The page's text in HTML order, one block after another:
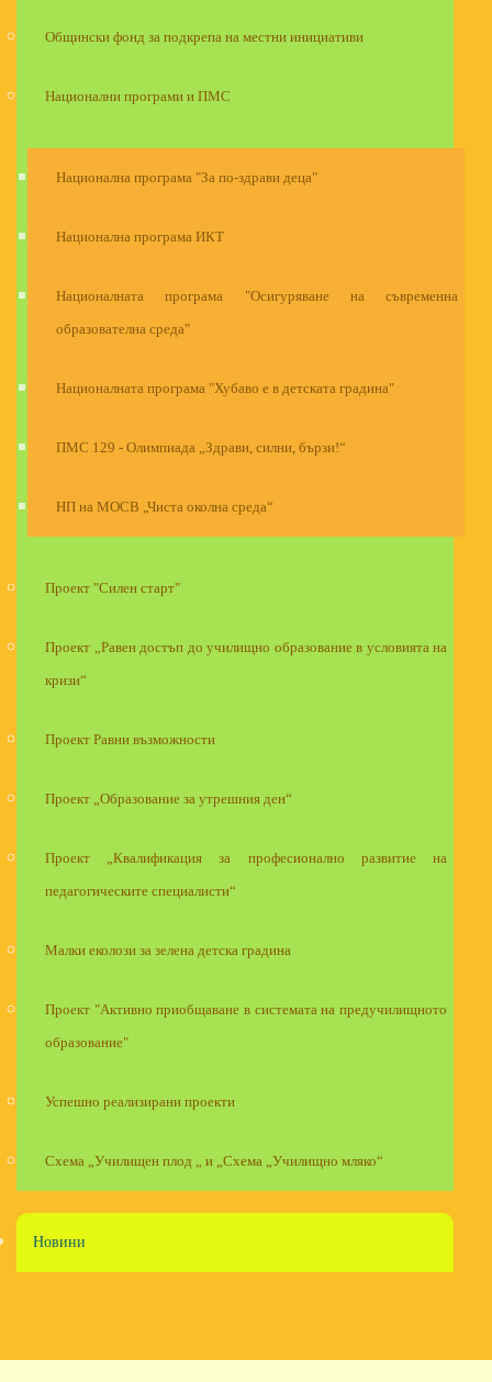
Общински фонд за подкрепа на местни инициативи
Национални програми и ПМС
Национална програма "За по-здрави деца"
Национална програма ИКТ
Националната програма "Осигуряване на съвременна
образователна среда"
Националната програма "Хубаво е в детската градина"
ПМС 129 - Олимпиада „Здрави, силни, бързи!“
НП на МОСВ „Чиста околна среда“
Проект "Силен старт"
Проект „Равен достъп до училищно образование в условията на
кризи“
Проект Равни възможности
Проект „Образование за утрешния ден“
Проект „Квалификация за професионално развитие на
педагогическите специалисти“
Малки еколози за зелена детска градина
Проект "Активно приобщаване в системата на предучилищното
образование"
Успешно реализирани проекти
Схема „Училищен плод „ и „Схема „Училищно мляко“
Новини